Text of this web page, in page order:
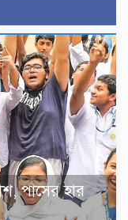
পাসের হার